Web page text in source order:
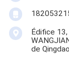
Édifice 13,
de